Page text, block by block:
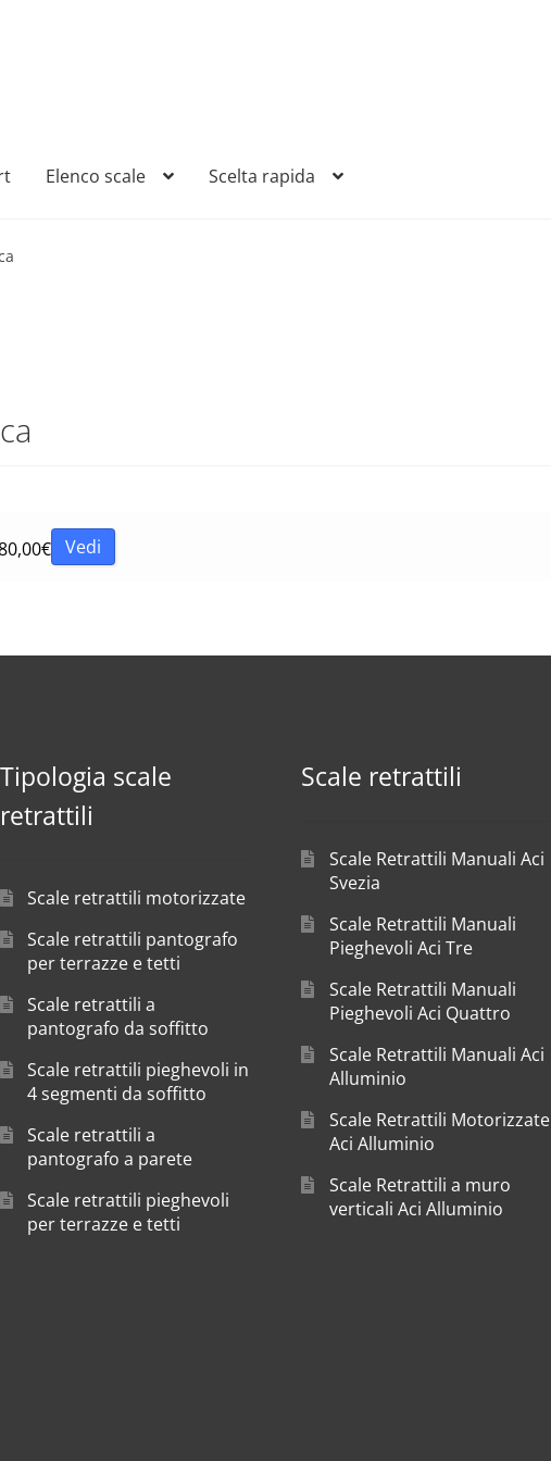
Elenco scale Scelta rapida
€ Vedi
Tipologia scale
retrattili
Scale retrattili motorizzate
Scale retrattili pantografo
per terrazze e tetti
Scale retrattili a
pantografo da soffitto
Scale retrattili pieghevoli in
4 segmenti da soffitto
Scale retrattili a
pantografo a parete
Scale retrattili pieghevoli
per terrazze e tetti
Scale retrattili
Scale Retrattili Manuali Aci
Svezia
Scale Retrattili Manuali
Pieghevoli Aci Tre
Scale Retrattili Manuali
Pieghevoli Aci Quattro
Scale Retrattili Manuali Aci
Alluminio
Scale Retrattili Motorizzate
Aci Alluminio
Scale Retrattili a muro
verticali Aci Alluminio